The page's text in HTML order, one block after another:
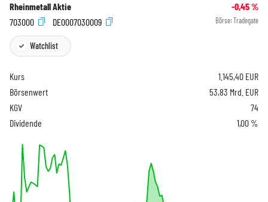
Rheinmetall Aktie -0,45%
703000
DE0007030009 Börse: Tradegate
Watchlist
Kurs 1.145,40 EUR
Börsenwert
53,83 Mrd. EUR
KGV
74
Dividende
1,00 %